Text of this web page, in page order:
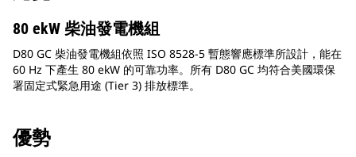
80 ekW 柴油發電機組
D80 GC 柴油發電機組依照 ISO 8528-5 暫態響應標準所設計，能在
60 Hz 下產生 80 ekW 的可靠功率。所有 D80 GC 均符合美國環保
署固定式緊急用途 (Tier 3) 排放標準。
優勢